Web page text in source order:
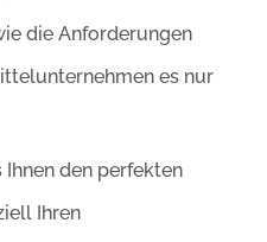
die Anforderungen
es nur
den perfekten
Ihren